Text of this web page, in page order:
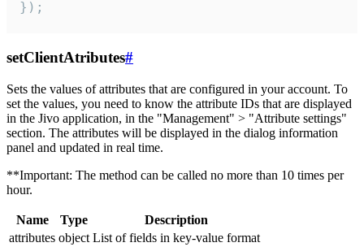
});
setClientAtributes#
Sets the values ​​of attributes that are configured in your account. To
set the values, you need to know the attribute IDs that are displayed
in the Jivo application, in the "Management" > "Attribute settings"
section. The attributes will be displayed in the dialog information
panel and updated in real time.
**Important: The method can be called no more than 10 times per
hour.
Name Type
Description
attributes object List of fields in key-value format